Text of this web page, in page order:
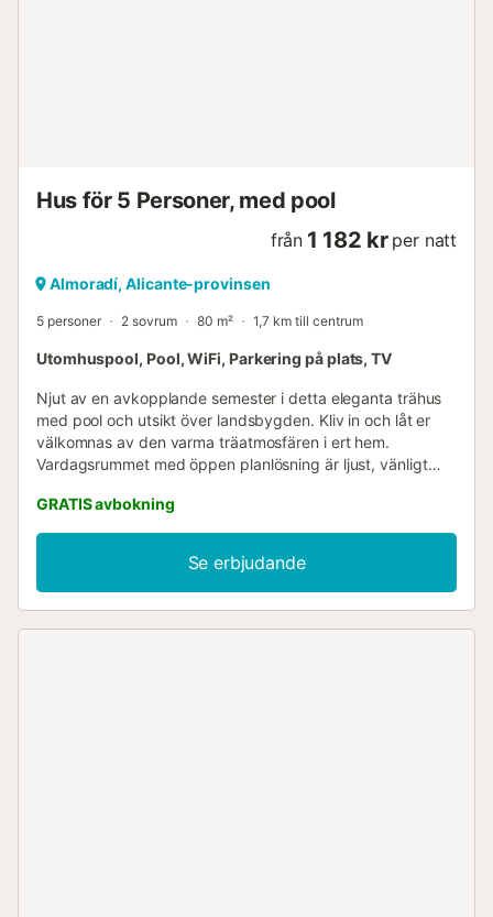
Hus för 5 Personer, med pool
från 1 182 kr per natt
Almoradí, Alicante-provinsen
5 personer 2 sovrum 80 m² 1,7 km till centrum
Utomhuspool, Pool, WiFi, Parkering på plats, TV
Njut av en avkopplande semester i detta eleganta trähus
med pool och utsikt över landsbygden. Kliv in och låt er
välkomnas av den varma träatmosfären i ert hem.
Vardagsrummet med öppen planlösning är ljust, vänligt
njut av utsikten över trädgården genom de stora fönstren.
Köket är modernt utrustat och erbjuder allt du behöver för
gemensamma måltider. Gå ut och njut av det rymliga
utomhusområdet. Ta ett uppfriskande dopp i poolen eller
koppla av i skuggan på den täckta terrassen. Ät utomhus
GRATIS avbokning
Se erbjudande